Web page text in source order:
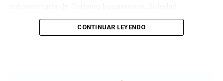
Martínez; el fiscal de Estado, Hernán Gómez; y el
administrador general de Punta Mogotes, Fernando
CONTINUAR LEYENDO